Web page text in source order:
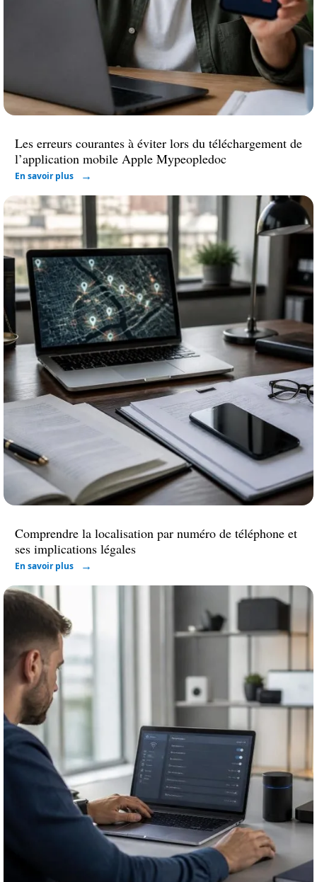
Les erreurs courantes à éviter lors du téléchargement de
l’application mobile Apple Mypeopledoc
En savoir plus
Comprendre la localisation par numéro de téléphone et
ses implications légales
En savoir plus